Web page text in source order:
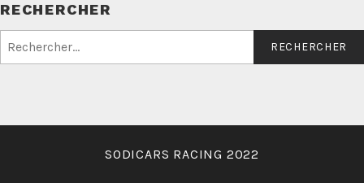
RECHERCHER
SODICARS RACING 2022